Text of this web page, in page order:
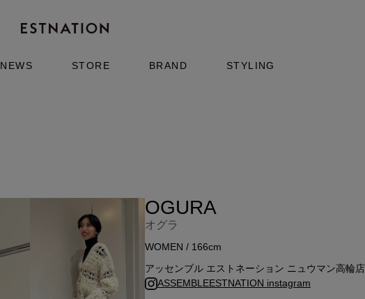
NEWS STORE BRAND STYLING
OGURA
オグラ
WOMEN / 166cm
アッセンブル エストネーション ニュウマン高輪店
ASSEMBLEESTNATION instagram